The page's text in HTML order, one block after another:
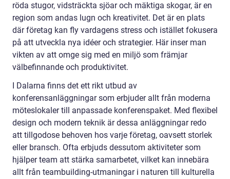
röda stugor, vidsträckta sjöar och mäktiga skogar, är en
region som andas lugn och kreativitet. Det är en plats
där företag kan fly vardagens stress och istället fokusera
på att utveckla nya idéer och strategier. Här inser man
vikten av att omge sig med en miljö som främjar
välbefinnande och produktivitet.
I Dalarna finns det ett rikt utbud av
konferensanläggningar som erbjuder allt från moderna
möteslokaler till anpassade konferenspaket. Med flexibel
design och modern teknik är dessa anläggningar redo
att tillgodose behoven hos varje företag, oavsett storlek
eller bransch. Ofta erbjuds dessutom aktiviteter som
hjälper team att stärka samarbetet, vilket kan innebära
allt från teambuilding-utmaningar i naturen till kulturella